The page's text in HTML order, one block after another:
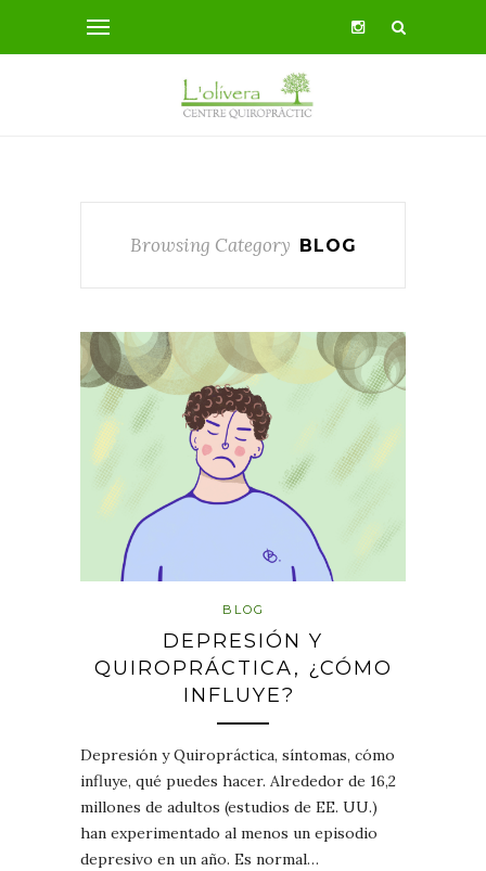
Browsing Category BLOG
BLOG
DEPRESIÓN Y
QUIROPRÁCTICA, ¿CÓMO
INFLUYE?
Depresión y Quiropráctica, síntomas, cómo
influye, qué puedes hacer. Alrededor de 16,2
millones de adultos (estudios de EE. UU.)
han experimentado al menos un episodio
depresivo en un año. Es normal…